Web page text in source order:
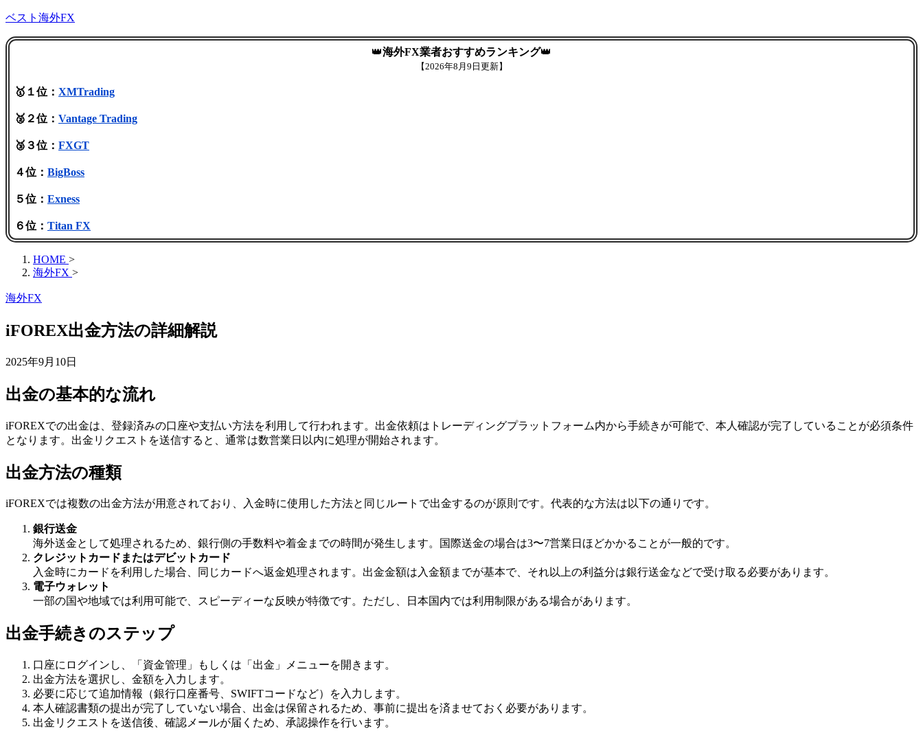
ベスト海外FX
👑海外FX業者おすすめランキング👑
【2026年8月9日更新】
🥇１位： XMTrading
🥈２位： Vantage Trading
🥉３位： FXGT
４位： BigBoss
５位： Exness
６位： Titan FX
HOME >
海外FX >
海外FX
iFOREX出金方法の詳細解説
2025年9月10日
出金の基本的な流れ
iFOREXでの出金は、登録済みの口座や支払い方法を利用して行われます。出金依頼はトレーディングプラットフォーム内から手続きが可能で、本人確認が完了していることが必須条件
となります。出金リクエストを送信すると、通常は数営業日以内に処理が開始されます。
出金方法の種類
iFOREXでは複数の出金方法が用意されており、入金時に使用した方法と同じルートで出金するのが原則です。代表的な方法は以下の通りです。
銀行送金
海外送金として処理されるため、銀行側の手数料や着金までの時間が発生します。国際送金の場合は3〜7営業日ほどかかることが一般的です。
クレジットカードまたはデビットカード
入金時にカードを利用した場合、同じカードへ返金処理されます。出金金額は入金額までが基本で、それ以上の利益分は銀行送金などで受け取る必要があります。
電子ウォレット
一部の国や地域では利用可能で、スピーディーな反映が特徴です。ただし、日本国内では利用制限がある場合があります。
出金手続きのステップ
口座にログインし、「資金管理」もしくは「出金」メニューを開きます。
出金方法を選択し、金額を入力します。
必要に応じて追加情報（銀行口座番号、SWIFTコードなど）を入力します。
本人確認書類の提出が完了していない場合、出金は保留されるため、事前に提出を済ませておく必要があります。
出金リクエストを送信後、確認メールが届くため、承認操作を行います。